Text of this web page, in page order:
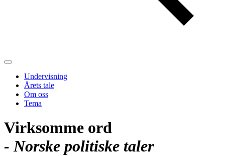
Undervisning
Årets tale
Om oss
Tema
Virksomme ord
- Norske politiske taler